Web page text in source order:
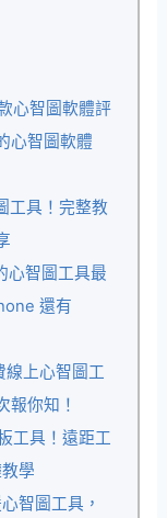
心智圖軟體評
心智圖軟體
工具！完整教
心智圖工具最
還有
線上心智圖工
報你知！
工具！遠距工
學
智圖工具，